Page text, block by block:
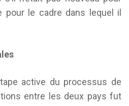
pour le cadre dans lequel il
active du processus de
entre les deux pays fut